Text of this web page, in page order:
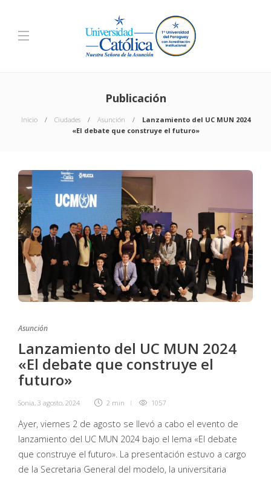
Publicación
Inicio Ciudades Asunción
Lanzamiento del UC MUN 2024
«El debate que construye el futuro»
Asunción
Lanzamiento del UC MUN 2024
«El debate que construye el
futuro»
Sonia, 3 agosto, 2024 2 min 1057
Ayer, viernes 2 de agosto se llevó a cabo el evento de
lanzamiento del UC MUN 2024 bajo el lema «El debate
que construye el futuro». La presentación estuvo a cargo
de la Secretaria General del modelo, la universitaria